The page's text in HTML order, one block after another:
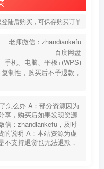
陆后购买，可保存购买订单
老师微信：zhandiankefu
百度网盘
手机、电脑、平板+(WPS)
制性，购买后不予退款，
怎么办 A：部分资源因为
享，购买后如果发现资源
信：zhandiankefu，及时
的说明 A：本站资源为虚
支持退货也无法退款，